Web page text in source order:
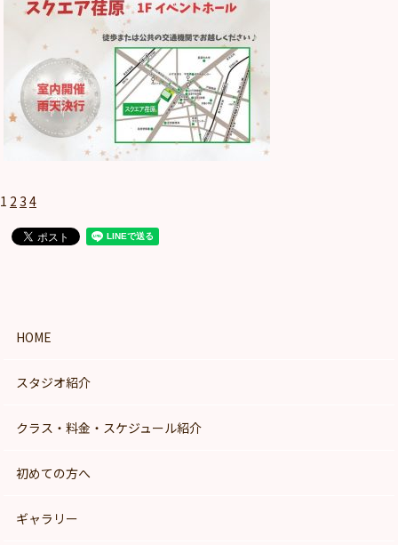
1 2 3 4
HOME
スタジオ紹介
クラス・料金・スケジュール紹介
初めての方へ
ギャラリー